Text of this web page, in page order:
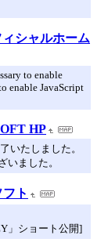
シャルホーム
to enable
enable JavaScript
HP
いたしました。
いました。
ト
」ショート公開]